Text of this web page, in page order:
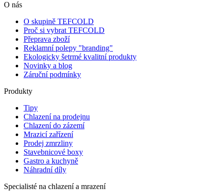
O nás
O skupině TEFCOLD
Proč si vybrat TEFCOLD
Přeprava zboží
Reklamní polepy "branding"
Ekologicky šetrmé kvalitní produkty
Novinky a blog
Záruční podmínky
Produkty
Tipy
Chlazení na prodejnu
Chlazení do zázemí
Mrazicí zařízení
Prodej zmrzliny
Stavebnicové boxy
Gastro a kuchyně
Náhradní díly
Specialisté na chlazení a mrazení